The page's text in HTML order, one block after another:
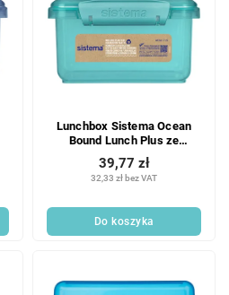
Lunchbox Sistema Ocean
Bound Lunch Plus ze
sztućcami 1,2 l, mięta
32,33 zł bez VAT
39,77 zł
Do koszyka